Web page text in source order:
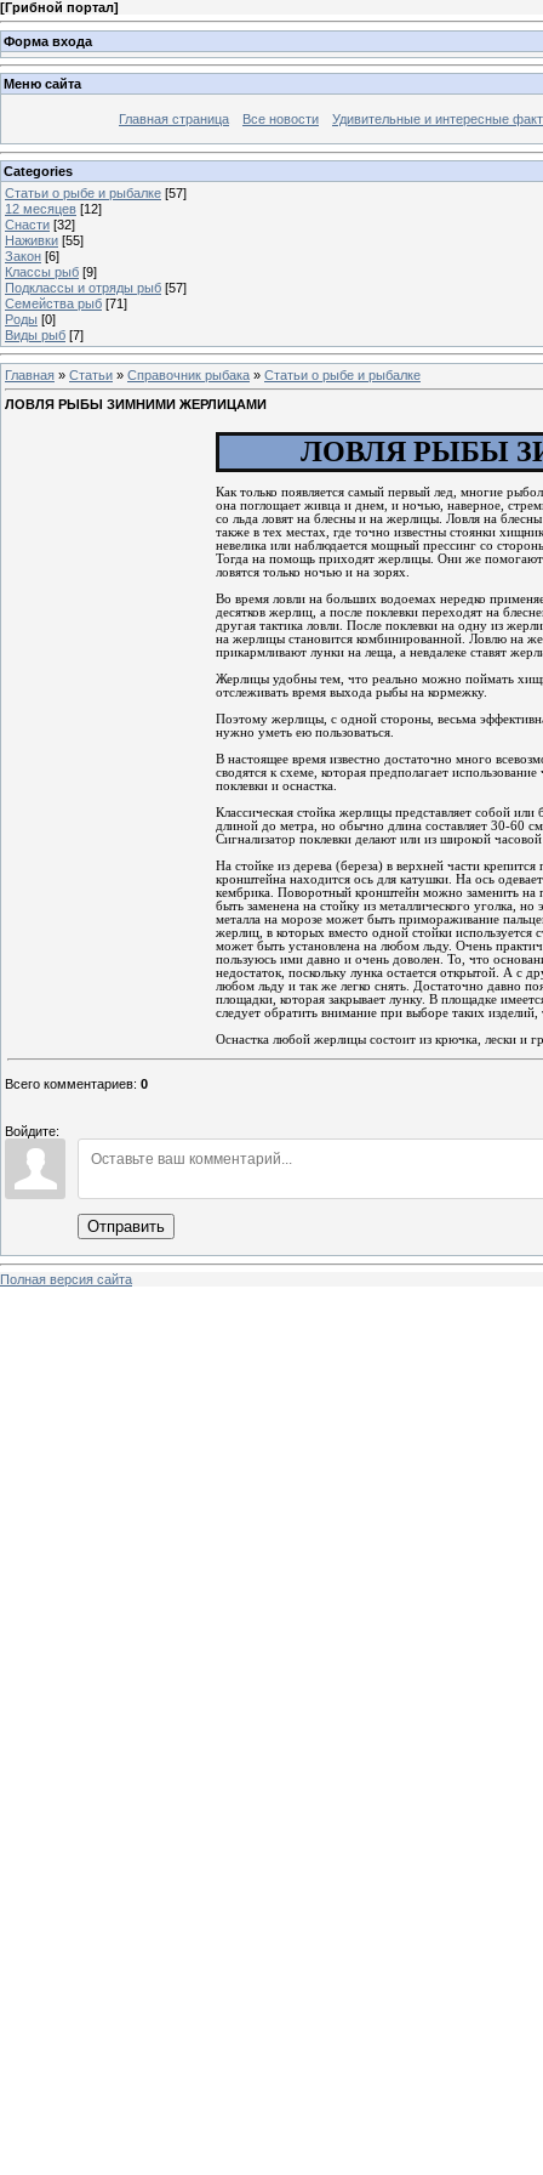
[Грибной портал]
Форма входа
Меню сайта
Главная страница Все новости Удивительные и интересные
Categories
Статьи о рыбе и рыбалке [57]
12 месяцев [12]
Снасти [32]
Наживки [55]
Закон [6]
Классы рыб [9]
Подклассы и отряды рыб [57]
Семейства рыб [71]
Роды [0]
Виды рыб [7]
Главная » Статьи » Справочник рыбака » Статьи о рыбе и рыбалке
ЛОВЛЯ РЫБЫ ЗИМНИМИ ЖЕРЛИЦАМИ
ЛОВЛЯ РЫБЫ
Как только появляется самый первый лед, многие
она поглощает живца и днем, и ночью, наверное,
со льда ловят на блесны и на жерлицы. Ловля на
также в тех местах, где точно известны стоянки
невелика или наблюдается мощный прессинг со
Тогда на помощь приходят жерлицы. Они же
ловятся только ночью и на зорях.
Во время ловли на больших водоемах нередко
десятков жерлиц, а после поклевки переходят на
другая тактика ловли. После поклевки на одну из
на жерлицы становится комбинированной. Ловлю на
прикармливают лунки на леща, а невдалеке ставят
Жерлицы удобны тем, что реально можно поймать
отслеживать время выхода рыбы на кормежку.
Поэтому жерлицы, с одной стороны, весьма
нужно уметь ею пользоваться.
В настоящее время известно достаточно много
сводятся к схеме, которая предполагает
поклевки и оснастка.
Классическая стойка жерлицы представляет собой
длиной до метра, но обычно длина составляет 30-60
Сигнализатор поклевки делают или из широкой
На стойке из дерева (береза) в верхней части
кронштейна находится ось для катушки. На ось
кембрика. Поворотный кронштейн можно заменить на
быть заменена на стойку из металлического уголка,
металла на морозе может быть примораживание
жерлиц, в которых вместо одной стойки используется
может быть установлена на любом льду. Очень
пользуюсь ими давно и очень доволен. То, что
недостаток, поскольку лунка остается открытой. А с
любом льду и так же легко снять. Достаточно давно
площадки, которая закрывает лунку. В площадке
следует обратить внимание при выборе таких изделий,
Оснастка любой жерлицы состоит из крючка, лески и
Всего комментариев: 0
Войдите:
Отправить
Полная версия сайта